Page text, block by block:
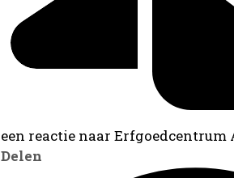
een reactie naar
Delen